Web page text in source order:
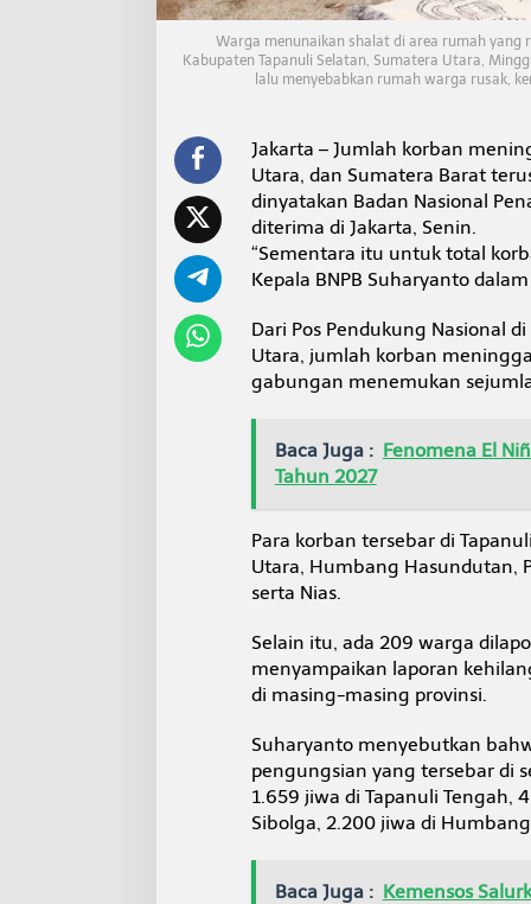
B
r
t
a
h
j
a
i
4
2
J
w
Warga menunaikan shalat di area rumah yang
Kabupaten Tapanuli Selatan, Sumatera Utara,
lalu menyebabkan rumah warga rusak,
Jakarta – Jumlah korban
Utara, dan Sumatera Barat
dinyatakan Badan Nasional
diterima di Jakarta, Senin.
“Sementara itu untuk total
Kepala BNPB Suharyanto
Dari Pos Pendukung Nasional
Utara, jumlah korban
gabungan menemukan
Baca Juga : Fenomena El
Tahun 2027
Para korban tersebar di
Utara, Humbang Hasundutan,
serta Nias.
Selain itu, ada 209 warga
menyampaikan laporan
di masing-masing provinsi.
Suharyanto menyebutkan
pengungsian yang tersebar di
1.659 jiwa di Tapanuli Tengah,
Sibolga, 2.200 jiwa di
Baca Juga : Kemensos